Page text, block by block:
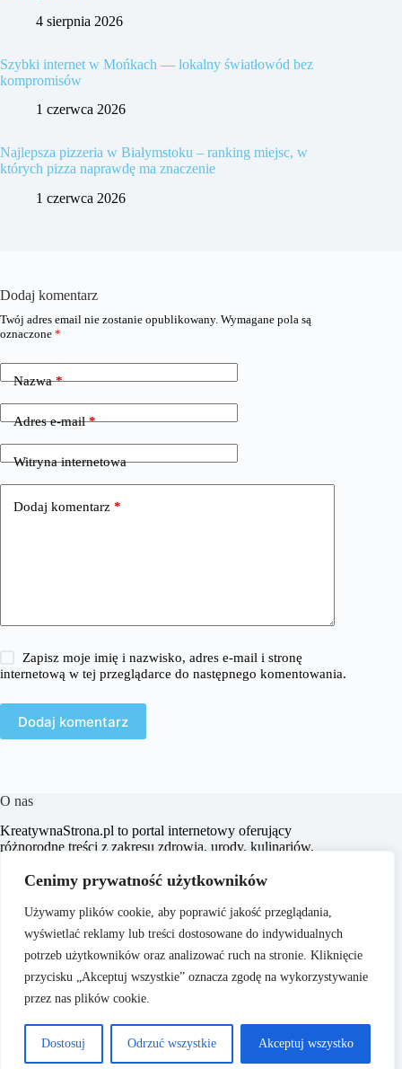
Cenimy prywatność użytkowników
Używamy plików cookie, aby poprawić jakość przeglądania,
wyświetlać reklamy lub treści dostosowane do indywidualnych
potrzeb użytkowników oraz analizować ruch na stronie. Kliknięcie
przycisku „Akceptuj wszystkie” oznacza zgodę na wykorzystywanie
przez nas plików cookie.
Dostosuj Odrzuć wszystkie Akceptuj wszystko
4 sierpnia 2026
Szybki internet w Mońkach — lokalny światłowód bez
kompromisów
1 czerwca 2026
Najlepsza pizzeria w Białymstoku – ranking miejsc, w
których pizza naprawdę ma znaczenie
1 czerwca 2026
Dodaj komentarz
Twój adres email nie zostanie opublikowany. Wymagane pola są
oznaczone *
Nazwa*
Adres e-mail*
Witryna internetowa
Dodaj komentarz *
Zapisz moje imię i nazwisko, adres e-mail i stronę
internetową w tej przeglądarce do następnego komentowania.
Dodaj komentarz
O nas
KreatywnaStrona.pl to portal internetowy oferujący
różnorodne treści z zakresu zdrowia, urody, kulinariów,
Naszym celem jest dostarczanie aktualnych informacji,
czytelników w codziennym życiu i podejmowaniu
świadomych decyzji.
Copyright © 2026 -
O nas
Polityka Prywatności